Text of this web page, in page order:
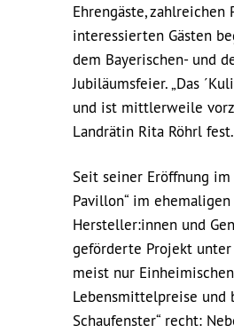
Ehrengäste, zahlreichen
interessierten Gästen
dem Bayerischen- und
Jubiläumsfeier. „Das
und ist mittlerweile
Landrätin Rita Röhrl fest.
Seit seiner Eröffnung
Pavillon“ im
Hersteller:innen und
geförderte Projekt unter
meist nur
Lebensmittelpreise und
Schaufenster“ recht: